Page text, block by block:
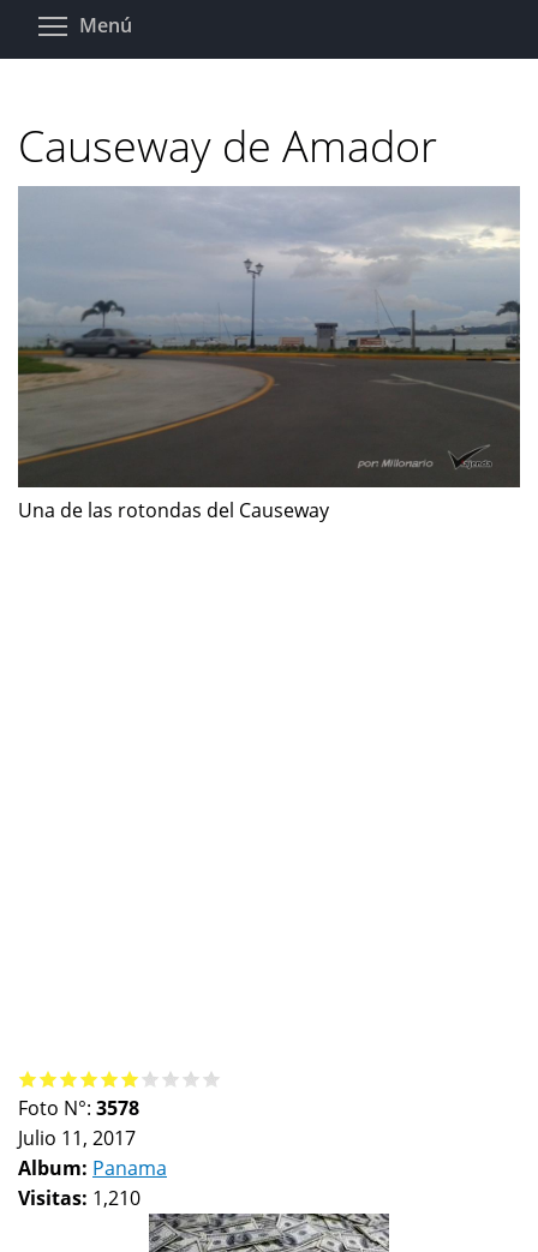
Pasar
Menú
Causeway de Amador
Una de las rotondas del Causeway
Foto N°: 3578
Julio 11, 2017
Album: Panama
Visitas: 1,210